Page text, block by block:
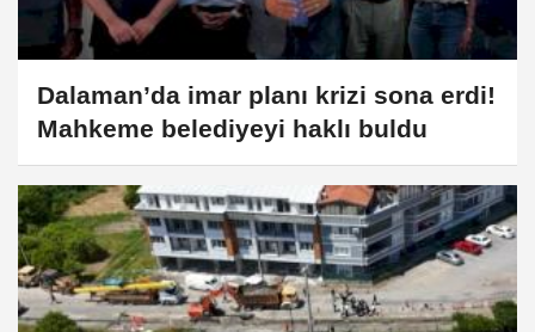
Dalaman’da imar planı krizi sona erdi!
Mahkeme belediyeyi haklı buldu